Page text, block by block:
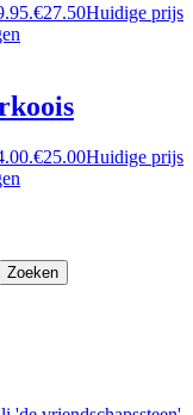
€27.50Huidige prijs
€25.00Huidige prijs